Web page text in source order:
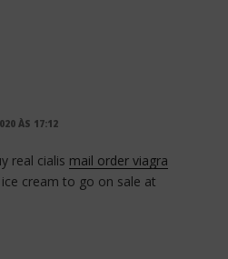
ÀS 17:12
real cialis mail order viagra
cream to go on sale at